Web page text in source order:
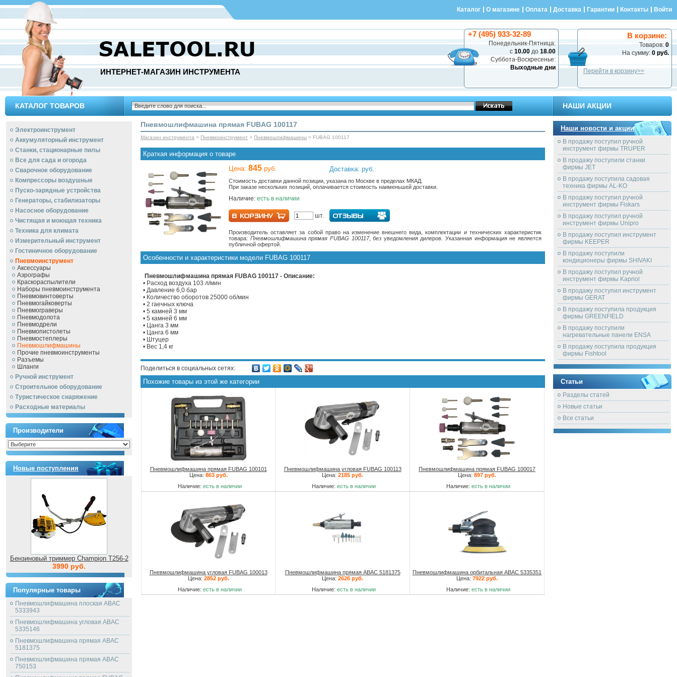
Каталог О магазине Оплата Доставка Гарантии Контакты Войти
ИНТЕРНЕТ-МАГАЗИН ИНСТРУМЕНТА
В корзине:
Товаров: 0
На сумму: 0 руб.
Перейти в корзину>>
+7 (495) 933-32-89
Понедельник-Пятница:
с 10.00 до 18.00
Суббота-Воскресенье:
Выходные дни
КАТАЛОГ ТОВАРОВ НАШИ АКЦИИ
Электроинструмент
Аккумуляторный инструмент
Станки, стационарные пилы
Все для сада и огорода
Сварочное оборудование
Компрессоры воздушные
Пуско-зарядные устройства
Генераторы, стабилизаторы
Насосное оборудование
Чистящая и моющая техника
Техника для климата
Измерительный инструмент
Гостиничное оборудование
Пневмоинструмент
Аксессуары
Аэрографы
Краскораспылители
Наборы пневмоинструмента
Пневмовинтоверты
Пневмогайковерты
Пневмограверы
Пневмодолота
Пневмодрели
Пневмопистолеты
Пневмостеплеры
Пневмошлифмашины
Прочие пневмоинструменты
Разъемы
Шланги
Ручной инcтрумент
Строительное оборудование
Туристическое снаряжение
Расходные материалы
Производители
Новые поступления
Бензиновый триммер Champion T256-2
3990 руб.
Популярные товары
Пневмошлифмашина плоская ABAC
5333943
Пневмошлифмашина угловая ABAC
5335146
Пневмошлифмашина прямая ABAC
5181375
Пневмошлифмашина прямая ABAC
750153
Пневмошлифмашина прямая FUBAG 100117
Магазин инструмента > Пневмоинструмент > Пневмошлифмашины > FUBAG 100117
Краткая информация о товаре
Цена: 845 руб. Доставка: руб.
Стоимость доставки данной позиции, указана по Москве в пределах МКАД.
При заказе нескольких позиций, оплачивается стоимость наименьшей доставки.
Наличие: есть в наличии
шт.
Производитель оставляет за собой право на изменение внешнего вида, комплектации и технических характеристик
товара: Пневмошлифмашина прямая FUBAG 100117, без уведомления дилеров. Указанная информация не является
публичной офертой.
Особенности и характеристики модели FUBAG 100117
Пневмошлифмашина прямая FUBAG 100117 - Описание:
• Расход воздуха 103 л/мин
• Давление 6,0 бар
• Количество оборотов 25000 об/мин
• 2 гаечных ключа
• 5 камней 3 мм
• 5 камней 6 мм
• Цанга 3 мм
• Цанга 6 мм
• Штуцер
• Вес 1,4 кг
Поделиться в социальных сетях:
Похожие товары из этой же категории
Пневмошлифмашина прямая FUBAG 100101
Цена: 863 руб.
Наличие: есть в наличии
Пневмошлифмашина угловая FUBAG 100113
Цена: 2185 руб.
Наличие: есть в наличии
Пневмошлифмашина прямая FUBAG 100017
Цена: 897 руб.
Наличие: есть в наличии
Пневмошлифмашина угловая FUBAG 100013
Цена: 2852 руб.
Наличие: есть в наличии
Пневмошлифмашина прямая ABAC 5181375
Цена: 2626 руб.
Наличие: есть в наличии
Пневмошлифмашина орбитальная ABAC 5335351
Цена: 7922 руб.
Наличие: есть в наличии
Наши новости и акции
В продажу поступил ручной
инструмент фирмы TRUPER
В продажу поступили станки
фирмы JET
В продажу поступила садовая
техника фирмы AL-KO
В продажу поступил ручной
инструмент фирмы Fiskars
В продажу поступил ручной
инструмент фирмы Unipro
В продажу поступил инструмент
фирмы KEEPER
В продажу поступили
кондиционеры фирмы SHIVAKI
В продажу поступил ручной
инструмент фирмы Kapriol
В продажу поступил инструмент
фирмы GERAT
В продажу поступила продукция
фирмы GREENFIELD
В продажу поступили
нагревательные панели ENSA
В продажу поступила продукция
фирмы Fishtool
Статьи
Разделы статей
Новые статьи
Все статьи